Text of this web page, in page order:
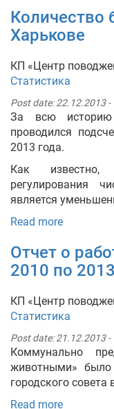
Количество
Харькове
КП «Центр
Статистика
Post date:22.12.2013 -
За всю историю
проводился
2013 года.
Как
регулирования
является
Read more
Отчет о
2010 по
КП «Центр
Статистика
Post date:21.12.2013 -
Коммунально
животными» было
городского совета
Read more